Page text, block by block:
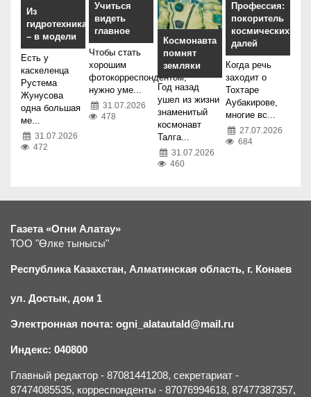
Из
гидротехника
– в модели
Есть у
каскеленца
Рустема
Жунусова
одна большая
ме...
31.07.2026
472
Учиться
видеть
главное
Чтобы стать
хорошим
фотокорреспондентом,
нужно уме...
31.07.2026
478
Космонавта
помнят
земляки
Год назад
ушел из жизни
знаменитый
космонавт
Талга...
31.07.2026
460
Профессия:
покоритель
космических
далей
Когда речь
заходит о
Тохтаре
Аубакирове,
многие вс...
27.07.2026
684
Газета «Огни Алатау»
ТОО "Өлке тынысы"
Республика Казахстан, Алматинская область, г. Конаев
ул. Достык, дом 1
Электронная почта: ogni_alatautald@mail.ru
Индекс: 040800
Главный редактор - 87081441208, секретариат -
87474085535, корреспонденты - 87076994618, 87477387357,